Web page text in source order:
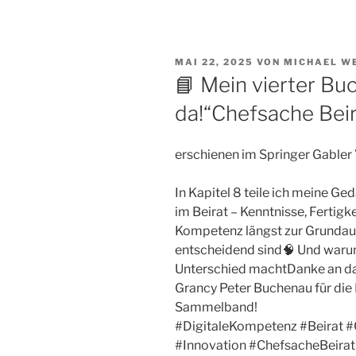
VERÖFFENTLICHT
AM
MAI 22, 2025 VON MICHAEL
📘 Mein vierter
da!“Chefsache
erschienen im Springer Gabler
In Kapitel 8 teile ich meine
im Beirat – Kenntnisse,
Kompetenz längst zur
entscheidend sind🧠 Und
Unterschied machtDanke an
Grancy Peter Buchenau für
Sammelband!
#DigitaleKompetenz #Beirat
#Innovation